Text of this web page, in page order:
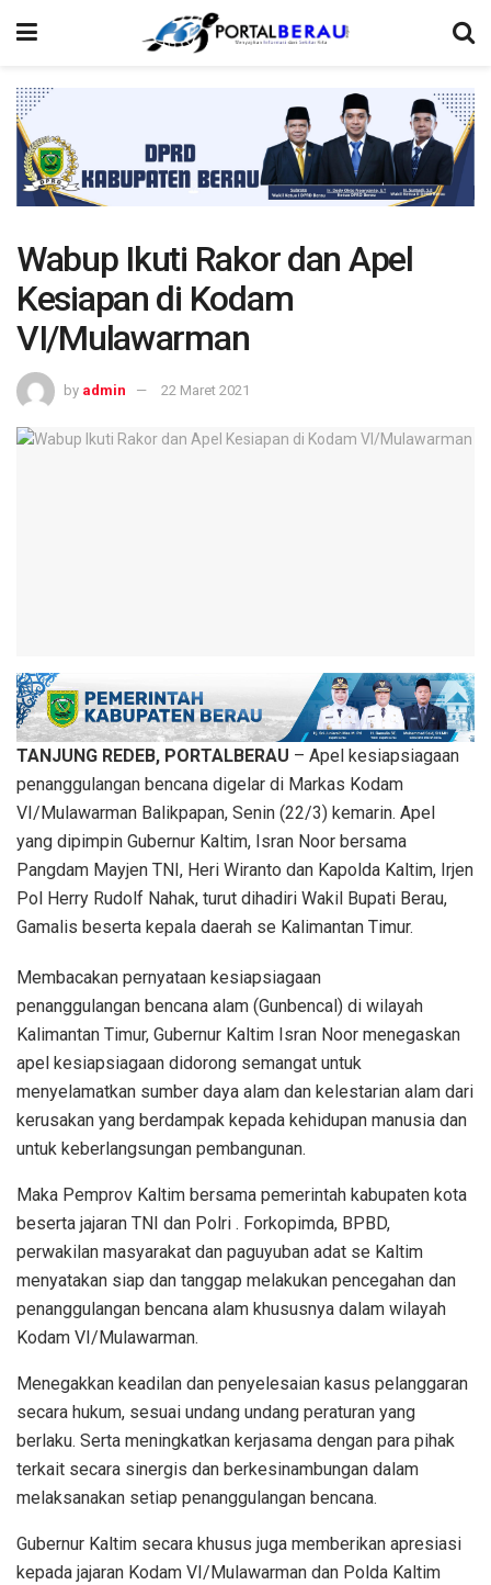
Wabup Ikuti Rakor dan Apel
Kesiapan di Kodam
VI/Mulawarman
by admin 22 Maret 2021
TANJUNG REDEB, PORTALBERAU – Apel kesiapsiagaan
penanggulangan bencana digelar di Markas Kodam
VI/Mulawarman Balikpapan, Senin (22/3) kemarin. Apel
yang dipimpin Gubernur Kaltim, Isran Noor bersama
Pangdam Mayjen TNI, Heri Wiranto dan Kapolda Kaltim, Irjen
Pol Herry Rudolf Nahak, turut dihadiri Wakil Bupati Berau,
Gamalis beserta kepala daerah se Kalimantan Timur.
Membacakan pernyataan kesiapsiagaan
penanggulangan bencana alam (Gunbencal) di wilayah
Kalimantan Timur, Gubernur Kaltim Isran Noor menegaskan
apel kesiapsiagaan didorong semangat untuk
menyelamatkan sumber daya alam dan kelestarian alam dari
kerusakan yang berdampak kepada kehidupan manusia dan
untuk keberlangsungan pembangunan.
Maka Pemprov Kaltim bersama pemerintah kabupaten kota
beserta jajaran TNI dan Polri . Forkopimda, BPBD,
perwakilan masyarakat dan paguyuban adat se Kaltim
menyatakan siap dan tanggap melakukan pencegahan dan
penanggulangan bencana alam khususnya dalam wilayah
Kodam VI/Mulawarman.
Menegakkan keadilan dan penyelesaian kasus pelanggaran
secara hukum, sesuai undang undang peraturan yang
berlaku. Serta meningkatkan kerjasama dengan para pihak
terkait secara sinergis dan berkesinambungan dalam
melaksanakan setiap penanggulangan bencana.
Gubernur Kaltim secara khusus juga memberikan apresiasi
kepada jajaran Kodam VI/Mulawarman dan Polda Kaltim